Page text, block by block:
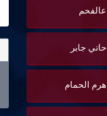
عالفحم
حاتي جابر
هرم الحمام